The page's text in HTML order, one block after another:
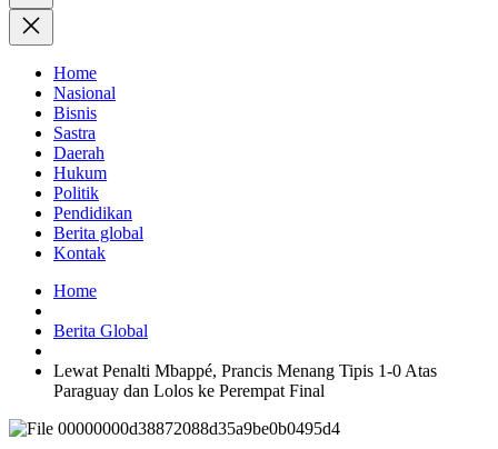
Home
Nasional
Bisnis
Sastra
Daerah
Hukum
Politik
Pendidikan
Berita global
Kontak
Home
Berita Global
Lewat Penalti Mbappé, Prancis Menang Tipis 1-0 Atas
Paraguay dan Lolos ke Perempat Final